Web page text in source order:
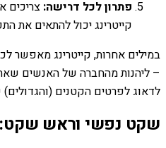
פתרון לכל דרישה: צריכים
קייטרינג יכול להתאים את
במילים אחרות, קייטרינג
– ליהנות מהחברה של האנשים
לדאוג לפרטים הקטנים
שקט נפשי וראש שקט: